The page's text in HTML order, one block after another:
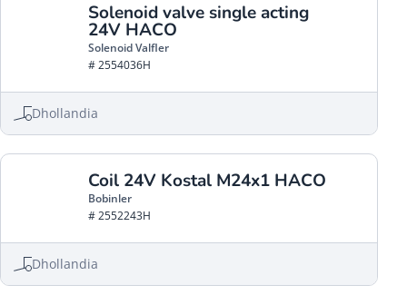
Solenoid valve single acting
24V HACO
Solenoid Valfler
# 2554036H
Dhollandia
Coil 24V Kostal M24x1 HACO
Bobinler
# 2552243H
Dhollandia